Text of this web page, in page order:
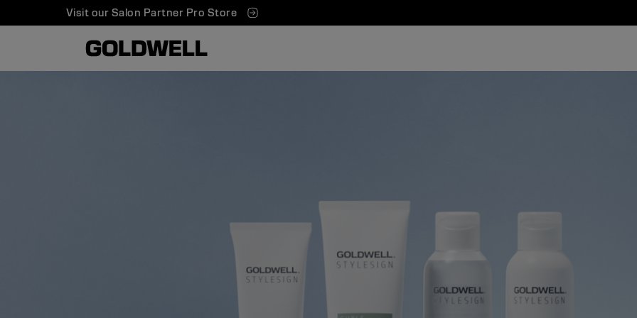
Visit our Salon Partner Pro Store